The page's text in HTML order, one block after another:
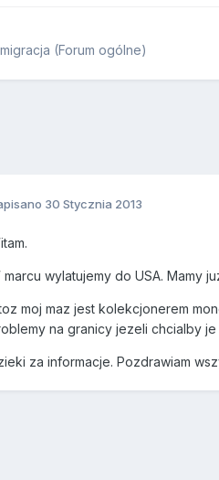
(Forum ogólne)
30 Stycznia 2013
marcu wylatujemy do USA. Mamy
moj maz jest kolekcjonerem
na granicy jezeli chcialby
za informacje. Pozdrawiam